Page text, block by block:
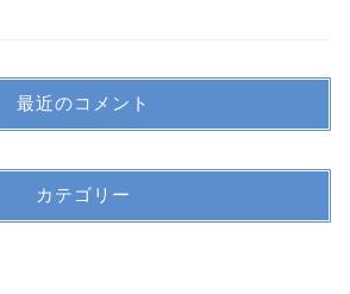
最近のコメント
カテゴリー